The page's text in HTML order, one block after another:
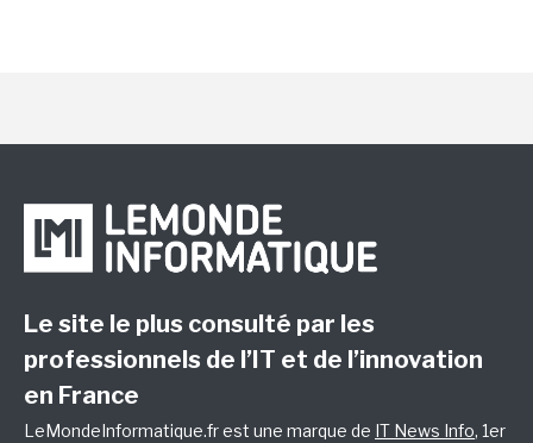
Le site le plus consulté par les
professionnels de l’IT et de l’innovation
en France
LeMondeInformatique.fr est une marque de IT News Info, 1er